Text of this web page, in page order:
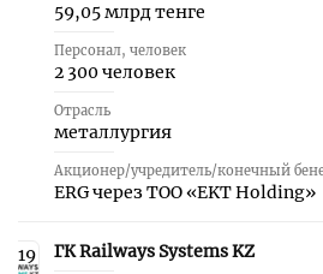
59,05 млрд тенге
Персонал, человек
2 300 человек
Отрасль
металлургия
Акционер/учредитель/конечный
ERG через ТОО «EKT Holding»
19 ГК Railways Systems KZ